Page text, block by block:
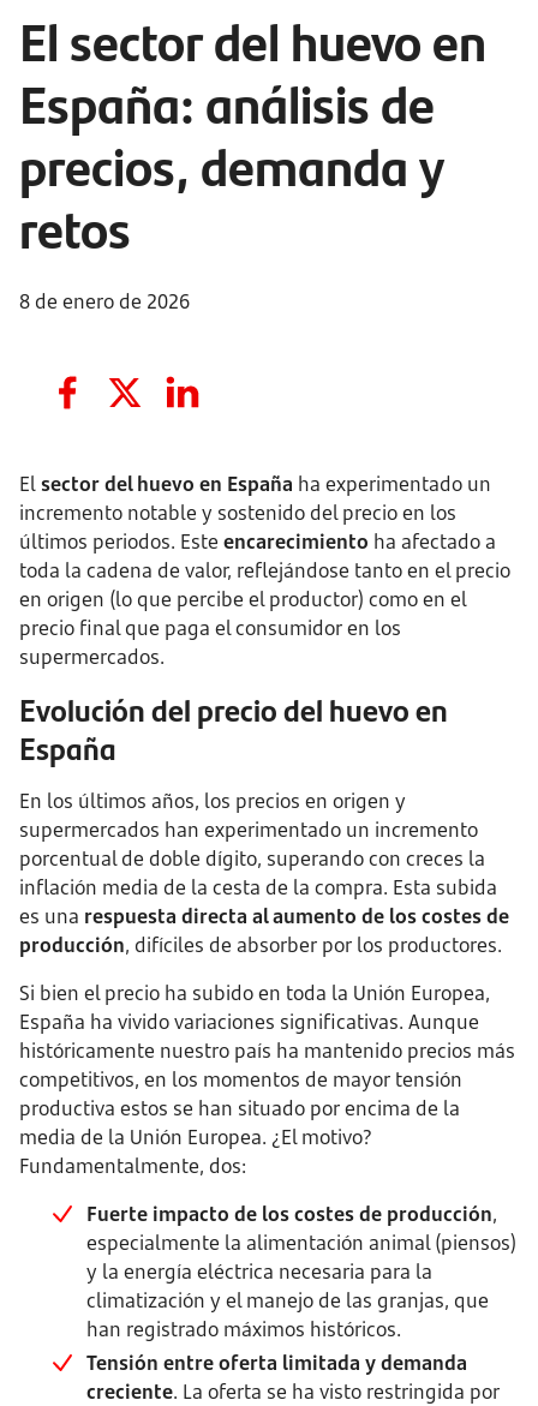
El sector del huevo en
España: análisis de
precios, demanda y
retos
8 de enero de 2026
Elsector del huevo en España ha experimentado un
incremento notable y sostenido del precio en los
últimos periodos. Este encarecimiento ha afectado a
toda la cadena de valor, reflejándose tanto en el precio
en origen (lo que percibe el productor) como en el
precio final que paga el consumidor en los
supermercados.
Evolución del precio del huevo en
España
En los últimos años, los precios en origen y
supermercados han experimentado un incremento
porcentual de doble dígito, superando con creces la
inflación media de la cesta de la compra. Esta subida
es una respuesta directa al aumento de los costes de
producción, difíciles de absorber por los productores.
Si bien el precio ha subido en toda la Unión Europea,
España ha vivido variaciones significativas. Aunque
históricamente nuestro país ha mantenido precios más
competitivos, en los momentos de mayor tensión
productiva estos se han situado por encima de la
media de la Unión Europea. ¿El motivo?
Fundamentalmente, dos:
Fuerte impacto de los costes de producción,
especialmente la alimentación animal (piensos)
y la energía eléctrica necesaria para la
climatización y el manejo de las granjas, que
han registrado máximos históricos.
Tensión entre oferta limitada y demanda
creciente. La oferta se ha visto restringida por